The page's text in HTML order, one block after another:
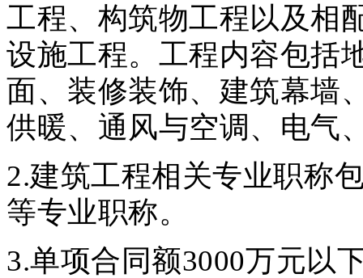
工程、构筑物工程以及相
设施工程。工程内容包括
面、装修装饰、建筑幕墙
供暖、通风与空调、电气
2.建筑工程相关专业职称
等专业职称。
3.单项合同额3000万元以